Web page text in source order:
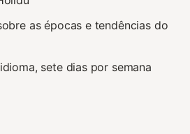
as épocas e tendências do
sete dias por semana